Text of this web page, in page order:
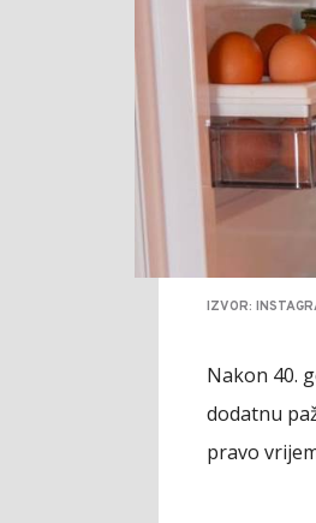
IZVOR:
Nakon 40.
dodatnu
pravo